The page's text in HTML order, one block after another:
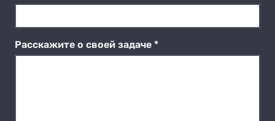
Расскажите о своей задаче *